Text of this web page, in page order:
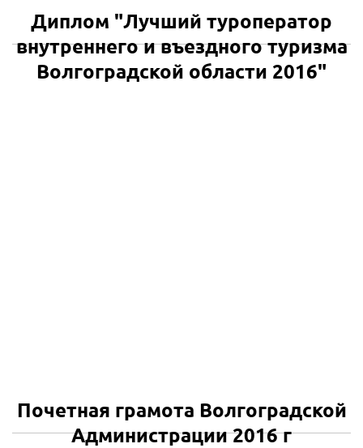
Диплом "Лучший туроператор
внутреннего и въездного туризма
Волгоградской области 2016"
Почетная грамота Волгоградской
Администрации 2016 г